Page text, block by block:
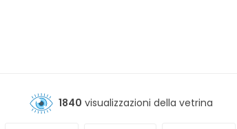
1840 visualizzazioni della vetrina